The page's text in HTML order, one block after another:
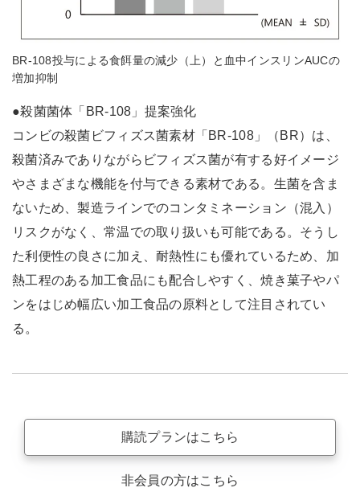
BR-108投与による食餌量の減少（上）と血中インスリンAUCの
増加抑制
●殺菌菌体「BR-108」提案強化
コンビの殺菌ビフィズス菌素材「BR-108」（BR）は、
殺菌済みでありながらビフィズス菌が有する好イメージ
やさまざまな機能を付与できる素材である。生菌を含ま
ないため、製造ラインでのコンタミネーション（混入）
リスクがなく、常温での取り扱いも可能である。そうし
た利便性の良さに加え、耐熱性にも優れているため、加
熱工程のある加工食品にも配合しやすく、焼き菓子やパ
ンをはじめ幅広い加工食品の原料として注目されてい
る。
購読プランはこちら
非会員の方はこちら